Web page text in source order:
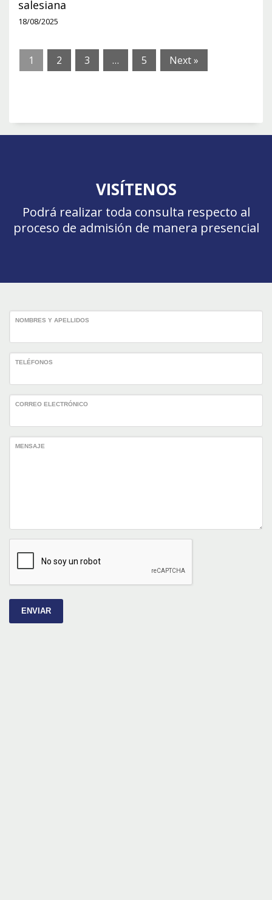
salesiana
18/08/2025
1 2 3 … 5 Next »
VISÍTENOS
Podrá realizar toda consulta respecto al
proceso de admisión de manera presencial
NOMBRES Y APELLIDOS
TELÉFONOS
CORREO ELECTRÓNICO
MENSAJE
ENVIAR